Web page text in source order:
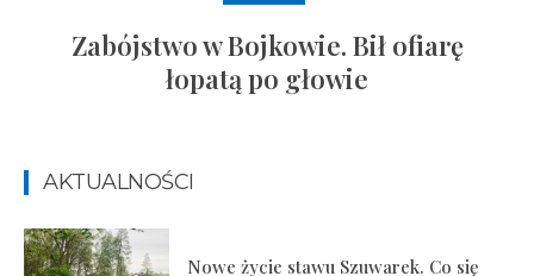
Zabójstwo w Bojkowie. Bił ofiarę
łopatą po głowie
AKTUALNOŚCI
Nowe życie stawu Szuwarek. Co się